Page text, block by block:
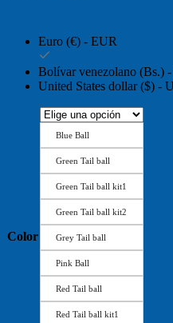
Euro (€) - EUR
Bolívar venezolano (Bs.)
United States dollar ($) -
Color
Blue Ball
Green Tail ball
Green Tail ball kit1
Green Tail ball kit2
Grey Tail ball
Pink Ball
Red Tail ball
Red Tail ball kit1